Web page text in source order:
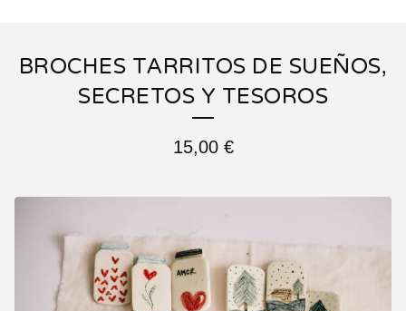
BROCHES TARRITOS DE SUEÑOS,
SECRETOS Y TESOROS
15,00 €